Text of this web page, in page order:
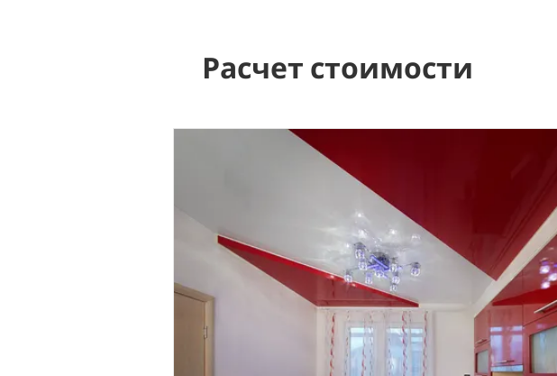
Расчет стоимости